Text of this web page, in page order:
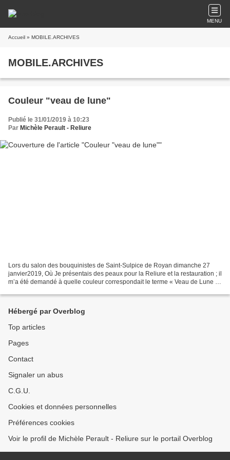
MENU
Accueil » MOBILE.ARCHIVES
MOBILE.ARCHIVES
Couleur "veau de lune"
Publié le 31/01/2019 à 10:23
Par Michèle Perault - Reliure
Lors du salon des bouquinistes de Saint-Sulpice de Royan dimanche 27
janvier2019, Où Je présentais des peaux pour la Reliure et la restauration ; il
m’a été demandé à quelle couleur correspondait le terme « Veau de Lune »
Hébergé par Overblog
Top articles
Pages
Contact
Signaler un abus
C.G.U.
Cookies et données personnelles
Préférences cookies
Voir le profil de Michèle Perault - Reliure sur le portail Overblog